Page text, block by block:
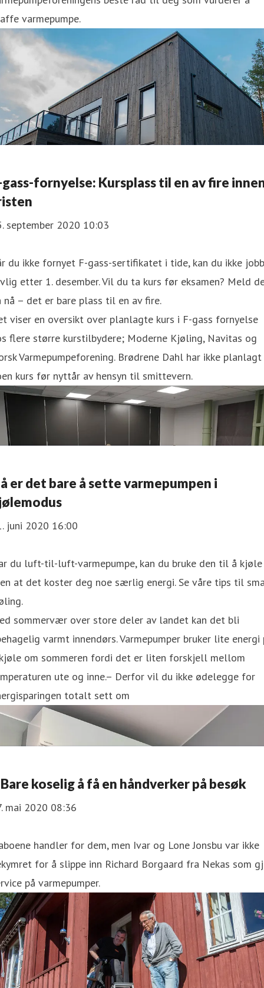
varmepumpe.
gass-fornyelse: Kursplass til en av fire
september 2020 10:03
du ikke fornyet F-gass-sertifikatet i tide, kan du ikke
etter 1. desember. Vil du ta kurs før eksamen? Meld
nå – det er bare plass til en av fire.
viser en oversikt over planlagte kurs i F-gass fornyelse
flere større kurstilbydere; Moderne Kjøling, Navitas og
Varmepumpeforening. Brødrene Dahl har ikke planlagt
kurs før nyttår av hensyn til smittevern.
er det bare å sette varmepumpen i
juni 2020 16:00
du luft-til-luft-varmepumpe, kan du bruke den til å kjøle
at det koster deg noe særlig energi. Se våre tips til
sommervær over store deler av landet kan det bli
varmt innendørs. Varmepumper bruker lite energi
om sommeren fordi det er liten forskjell mellom
ute og inne.– Derfor vil du ikke ødelegge for
totalt sett om
koselig å få en håndverker på besøk
mai 2020 08:36
handler for dem, men Ivar og Lone Jonsbu var ikke
for å slippe inn Richard Borgaard fra Nekas som
på varmepumper.